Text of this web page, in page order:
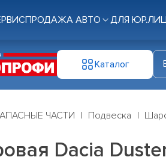
ПРОДАЖА АВТО ДЛЯ
Каталог
ЧАСТИ Подвеска
Dacia